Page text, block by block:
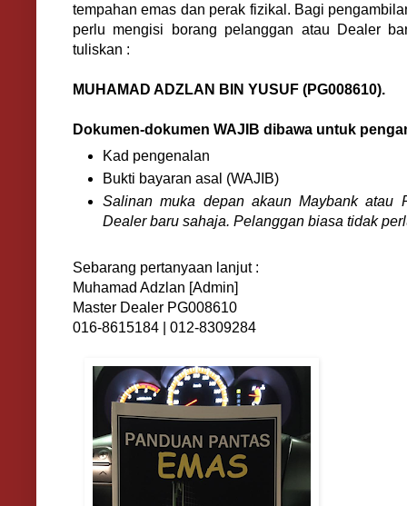
tempahan emas dan perak fizikal. Bagi
perlu mengisi borang pelanggan atau Dealer
tuliskan :
MUHAMAD ADZLAN BIN YUSUF (PG008610).
Dokumen-dokumen WAJIB dibawa untuk
Kad pengenalan
Bukti bayaran asal (WAJIB)
Salinan muka depan akaun Maybank atau
Dealer baru sahaja. Pelanggan biasa tidak
Sebarang pertanyaan lanjut :
Muhamad Adzlan [Admin]
Master Dealer PG008610
016-8615184 | 012-8309284